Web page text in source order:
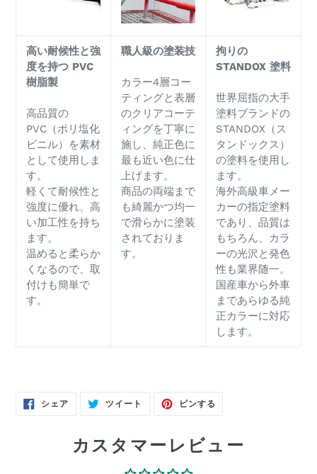
高い耐候性と強
度を持つ PVC
樹脂製
高品質の
PVC（ポリ塩化
ビニル）を素材
として使用しま
す。
軽くて耐候性と
強度に優れ、高
い加工性を持ち
ます。
温めると柔らか
くなるので、取
付けも簡単で
す。
職人級の塗装技
カラー4層コー
ティングと表層
のクリアコーテ
ィングを丁寧に
施し、純正色に
最も近い色に仕
上げます。
商品の両端まで
も綺麗かつ均一
で滑らかに塗装
されておりま
す。
拘りの
STANDOX 塗料
世界屈指の大手
塗料ブランドの
STANDOX（ス
タンドックス）
の塗料を使用し
ます。
海外高級車メー
カーの指定塗料
であり、品質は
もちろん、カラ
ーの光沢と発色
性も業界随一。
国産車から外車
まであらゆる純
正カラーに対応
します。
シェアFACEBOOK
す
る
ツイート
TWITTER
る
ピンする
る
カスタマーレビュー